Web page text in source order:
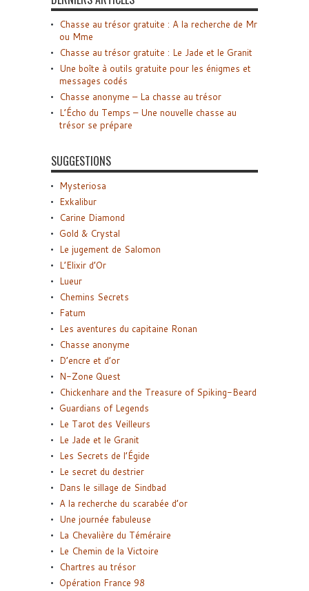
Chasse au trésor gratuite : A la recherche de Mr
ou Mme
Chasse au trésor gratuite : Le Jade et le Granit
Une boîte à outils gratuite pour les énigmes et
messages codés
Chasse anonyme – La chasse au trésor
L’Écho du Temps – Une nouvelle chasse au
trésor se prépare
SUGGESTIONS
Mysteriosa
Exkalibur
Carine Diamond
Gold & Crystal
Le jugement de Salomon
L’Elixir d’Or
Lueur
Chemins Secrets
Fatum
Les aventures du capitaine Ronan
Chasse anonyme
D’encre et d’or
N-Zone Quest
Chickenhare and the Treasure of Spiking-Beard
Guardians of Legends
Le Tarot des Veilleurs
Le Jade et le Granit
Les Secrets de l’Égide
Le secret du destrier
Dans le sillage de Sindbad
A la recherche du scarabée d’or
Une journée fabuleuse
La Chevalière du Téméraire
Le Chemin de la Victoire
Chartres au trésor
Opération France 98